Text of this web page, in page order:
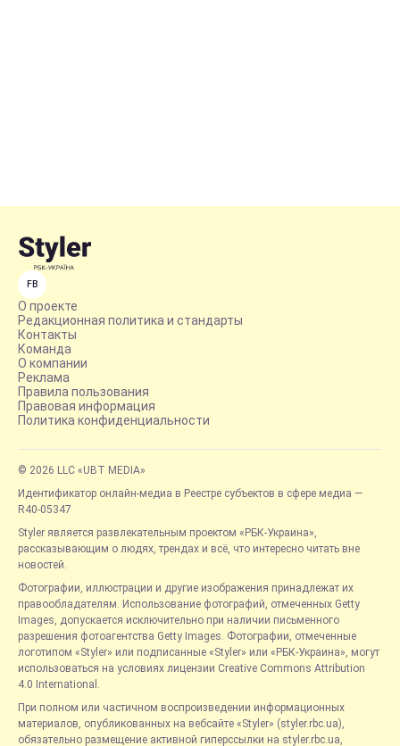
FB
О проекте
Редакционная политика и стандарты
Контакты
Команда
О компании
Реклама
Правила пользования
Правовая информация
Политика конфиденциальности
© 2026 LLC «UBT MEDIA»
Идентификатор онлайн-медиа в Реестре субъектов в сфере медиа —
R40-05347
Styler является развлекательным проектом «РБК-Украина»,
рассказывающим о людях, трендах и всё, что интересно читать вне
новостей.
Фотографии, иллюстрации и другие изображения принадлежат их
правообладателям. Использование фотографий, отмеченных Getty
Images, допускается исключительно при наличии письменного
разрешения фотоагентства Getty Images. Фотографии, отмеченные
логотипом «Styler» или подписанные «Styler» или «РБК-Украина», могут
использоваться на условиях лицензии Creative Commons Attribution
4.0 International.
При полном или частичном воспроизведении информационных
материалов, опубликованных на вебсайте «Styler» (styler.rbc.ua),
обязательно размещение активной гиперссылки на styler.rbc.ua,